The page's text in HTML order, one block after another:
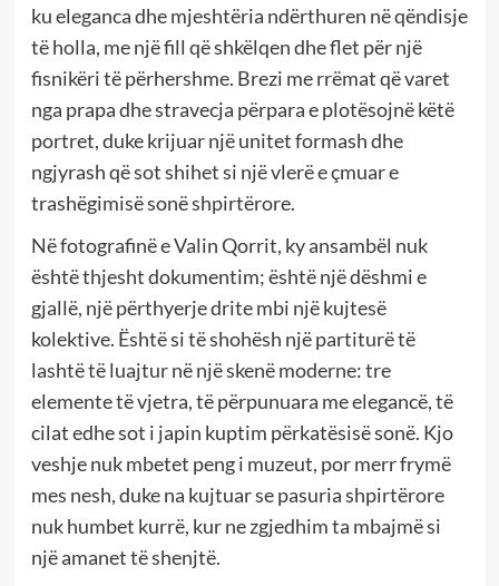
ku eleganca dhe mjeshtëria ndërthuren në qëndisje
të holla, me një fill që shkëlqen dhe flet për një
fisnikëri të përhershme. Brezi me rrëmat që varet
nga prapa dhe stravecja përpara e plotësojnë këtë
portret, duke krijuar një unitet formash dhe
ngjyrash që sot shihet si një vlerë e çmuar e
trashëgimisë sonë shpirtërore.
Në fotografinë e Valin Qorrit, ky ansambël nuk
është thjesht dokumentim; është një dëshmi e
gjallë, një përthyerje drite mbi një kujtesë
kolektive. Është si të shohësh një partiturë të
lashtë të luajtur në një skenë moderne: tre
elemente të vjetra, të përpunuara me elegancë, të
cilat edhe sot i japin kuptim përkatësisë sonë. Kjo
veshje nuk mbetet peng i muzeut, por merr frymë
mes nesh, duke na kujtuar se pasuria shpirtërore
nuk humbet kurrë, kur ne zgjedhim ta mbajmë si
një amanet të shenjtë.